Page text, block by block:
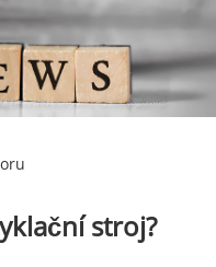
stroj?